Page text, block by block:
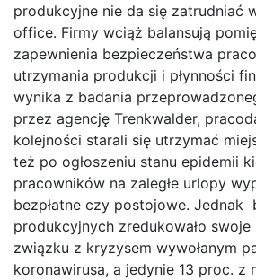
produkcyjne nie da się zatrudniać
office. Firmy wciąż balansują
zapewnienia bezpieczeństwa
utrzymania produkcji i płynności
wynika z badania
przez agencję Trenkwalder,
kolejności starali się utrzymać
też po ogłoszeniu stanu epidemii
pracowników na zaległe urlopy
bezpłatne czy postojowe. Jednak
produkcyjnych zredukowało
związku z kryzysem wywołanym
koronawirusa, a jedynie 13 proc. z